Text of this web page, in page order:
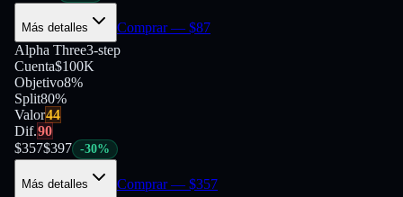
Más detalles Comprar— $87
Alpha Three3-step
Cuenta$100K
Objetivo8%
Split80%
Valor44
Dif.90
$357$397 -30%
Más detalles Comprar— $357